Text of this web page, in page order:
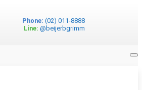
Phone: (02) 011-8888
Line: @beijerbgrimm